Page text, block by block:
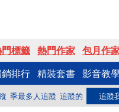
標籤 熱門作家 包月作
排行 精裝套書 影音教
季最多人追蹤 追蹤的 追蹤